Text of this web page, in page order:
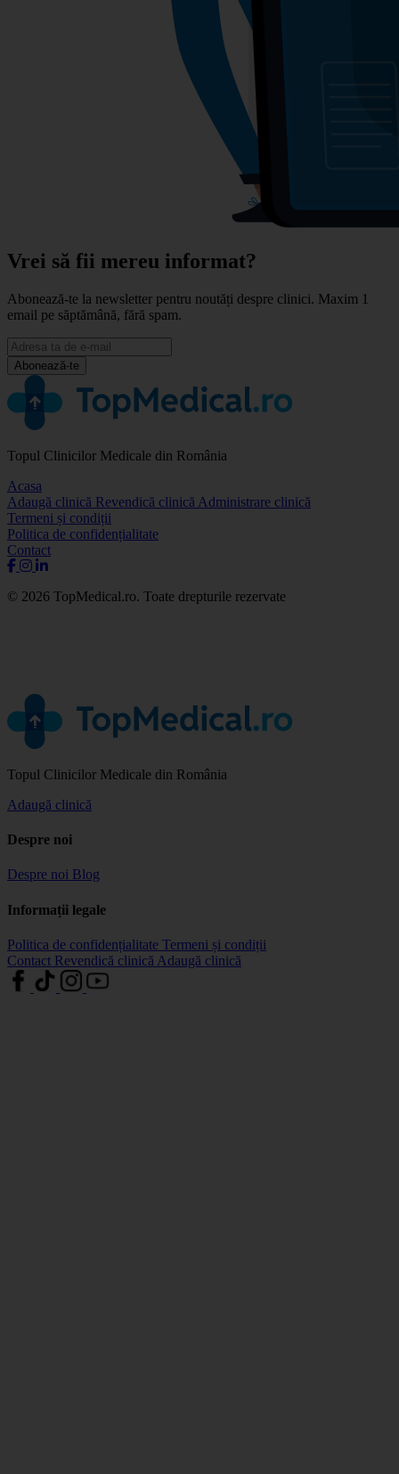
Vrei să fii mereu informat?
Abonează-te la newsletter pentru noutăți despre clinici. Maxim 1
email pe săptămână, fără spam.
Abonează-te
Topul Clinicilor Medicale din România
Acasa
Adaugă clinică Revendică clinică Administrare clinică
Termeni și condiții
Politica de confidențialitate
Contact
© 2026 TopMedical.ro. Toate drepturile rezervate
Topul Clinicilor Medicale din România
Adaugă clinică
Despre noi
Despre noi Blog
Informații legale
Politica de confidențialitate Termeni și condiții
Contact Revendică clinică Adaugă clinică